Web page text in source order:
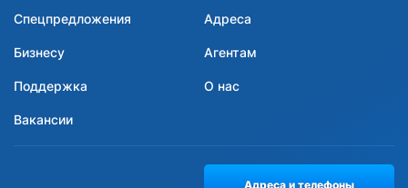
Спецпредложения Адреса
Бизнесу Агентам
Поддержка О нас
Вакансии
Адреса и телефоны